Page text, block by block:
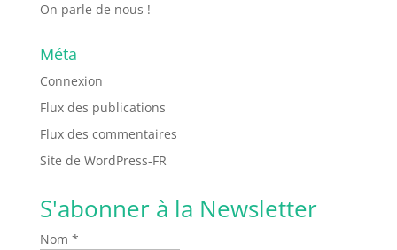
On parle de nous !
Méta
Connexion
Flux des publications
Flux des commentaires
Site de WordPress-FR
S'abonner à la Newsletter
Nom *